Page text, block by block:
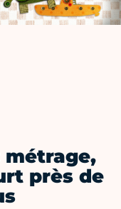
métrage,
près de